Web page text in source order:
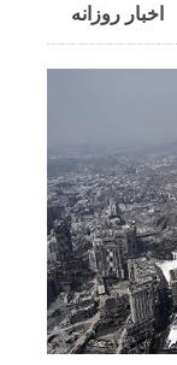
اخبار روزانه